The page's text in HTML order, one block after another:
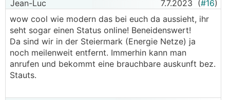
Fertigstellungsmeldung mit xx.xx.2023 in
Betrieb."
Ergebnis war eine Stunde (!) später die
Inbetriebnahmeerlaubnis.
───────────────
Danke, den Absatz habe ich Ihnen soeben
Jean-Luc 7.7.2023 (#16)
wow cool wie modern das bei euch da aussieht, ihr
seht sogar einen Status online! Beneidenswert!
Da sind wir in der Steiermark (Energie Netze) ja
noch meilenweit entfernt. Immerhin kann man
anrufen und bekommt eine brauchbare auskunft bez.
Stauts.